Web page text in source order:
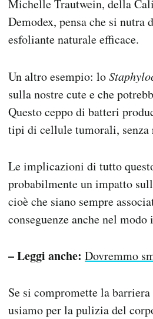
Michelle Trautwein, della
Demodex, pensa che si
esfoliante naturale efficace.
Un altro esempio: lo
sulla nostre cute e che
Questo ceppo di batteri
tipi di cellule tumorali,
Le implicazioni di tutto
probabilmente un impatto
cioè che siano sempre
conseguenze anche nel
– Leggi anche: Dovremmo
Se si compromette la
usiamo per la pulizia del